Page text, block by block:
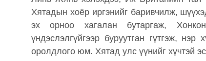
Хятадын хоёр иргэнийг баривчилж,
эх орноо хагалан бутаргаж,
үндэслэлгүйгээр буруутган гүтгэж,
оролдлого юм. Хятад улс үүнийг хүчтэй